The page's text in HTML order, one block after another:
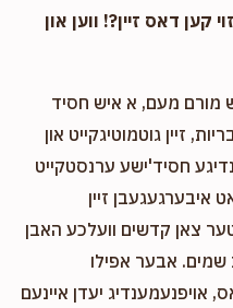
11 months ago
קען דאס זיין?! ווען און
מורם מעם, א איש חסיד
זיין גוטמוטיגקייט און
חסיד'ישע ערנסטקייט
איבערגעגעבן זיין
צאן קדשים וועלכע האבן
שמים. אבער אפילו
אויפנעמענדיג יעדן איינעם